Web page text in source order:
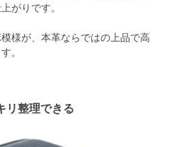
がりです。
様が、本革ならではの上品で高
。
リ整理できる